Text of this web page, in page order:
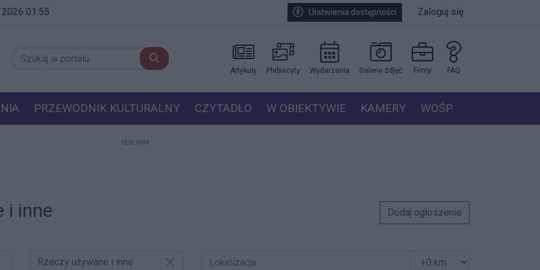
2026 01:55 Ułatwienia dostępności Zaloguj się
Artykuły Plebiscyty Wydarzenia Galerie zdjęć Firmy FAQ
PRZEWODNIK KULTURALNY CZYTADŁO W OBIEKTYWIE KAMERY WOŚP
REKLAMA
i inne Dodaj ogłoszenie
Rzeczy używane i inne